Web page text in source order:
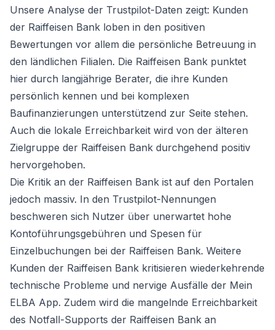
Unsere Analyse der Trustpilot-Daten zeigt: Kunden
der Raiffeisen Bank loben in den positiven
Bewertungen vor allem die persönliche Betreuung in
den ländlichen Filialen. Die Raiffeisen Bank punktet
hier durch langjährige Berater, die ihre Kunden
persönlich kennen und bei komplexen
Baufinanzierungen unterstützend zur Seite stehen.
Auch die lokale Erreichbarkeit wird von der älteren
Zielgruppe der Raiffeisen Bank durchgehend positiv
hervorgehoben.
Die Kritik an der Raiffeisen Bank ist auf den Portalen
jedoch massiv. In den Trustpilot-Nennungen
beschweren sich Nutzer über unerwartet hohe
Kontoführungsgebühren und Spesen für
Einzelbuchungen bei der Raiffeisen Bank. Weitere
Kunden der Raiffeisen Bank kritisieren wiederkehrende
technische Probleme und nervige Ausfälle der Mein
ELBA App. Zudem wird die mangelnde Erreichbarkeit
des Notfall-Supports der Raiffeisen Bank an